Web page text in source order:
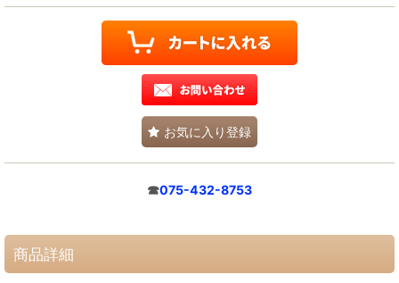
お気に入り登録
☎075-432-8753
商品詳細